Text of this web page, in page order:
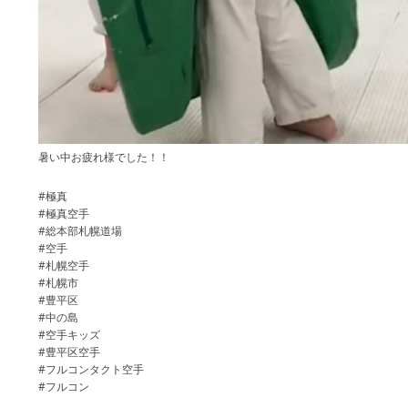
暑い中お疲れ様でした！！
#極真
#極真空手
#総本部札幌道場
#空手
#札幌空手
#札幌市
#豊平区
#中の島
#空手キッズ
#豊平区空手
#フルコンタクト空手
#フルコン